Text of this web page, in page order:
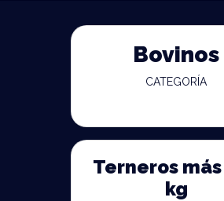
Bovinos
CATEGORÍA
Terneros más
kg